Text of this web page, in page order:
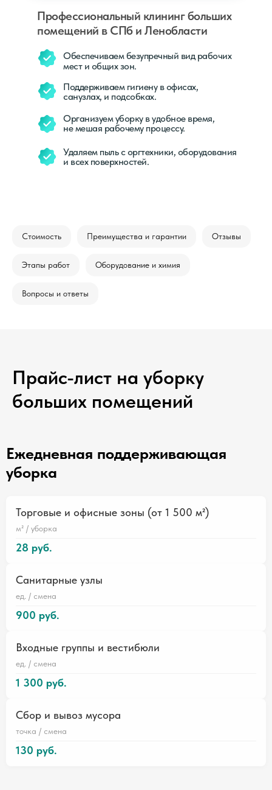
Удаляем пыль с оргтехники, оборудования
и всех поверхностей.
Организуем уборку в удобное время,
не мешая рабочему процессу.
Профессиональный клининг больших
помещений в СПб и Ленобласти
Поддерживаем гигиену в офисах,
санузлах, и подсобках.
Обеспечиваем безупречный вид рабочих
мест и общих зон.
Стоимость Преимущества и гарантии Отзывы
Этапы работ Оборудование и химия
Вопросы и ответы
Прайс-лист на уборку
больших помещений
Ежедневная поддерживающая
уборка
Торговые и офисные зоны (от 1 500 м²)
м² / уборка
28 руб.
Санитарные узлы
ед. / смена
900 руб.
Входные группы и вестибюли
ед. / смена
1 300 руб.
Сбор и вывоз мусора
точка / смена
130 руб.